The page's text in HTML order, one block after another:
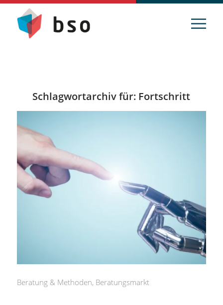
Schlagwortarchiv für: Fortschritt
Beratung & Methoden, Beratungsmarkt